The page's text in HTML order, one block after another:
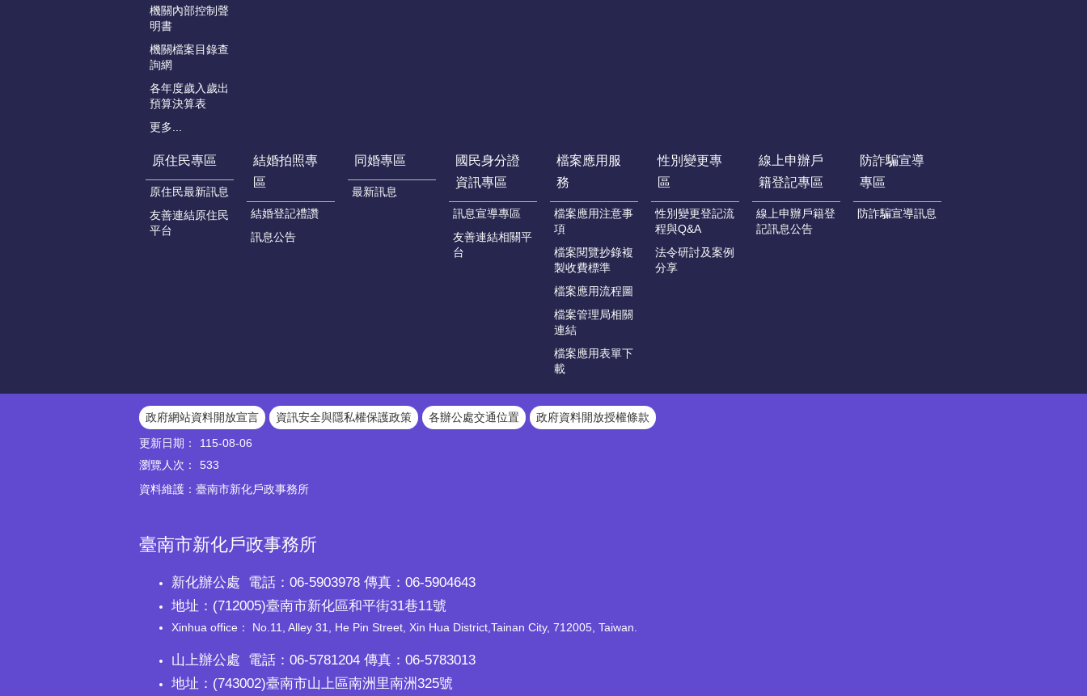
機關內部控制聲
明書
機關檔案目錄查
詢網
各年度歲入歲出
預算決算表
更多...
原住民專區
原住民最新訊息
友善連結原住民
平台
結婚拍照專
區
結婚登記禮讚
訊息公告
同婚專區
最新訊息
國民身分證
資訊專區
訊息宣導專區
友善連結相關平
台
檔案應用服
務
檔案應用注意事
項
檔案閱覽抄錄複
製收費標準
檔案應用流程圖
檔案管理局相關
連結
檔案應用表單下
載
性別變更專
區
性別變更登記流
程與Q&A
法令研討及案例
分享
線上申辦戶
籍登記專區
線上申辦戶籍登
記訊息公告
防詐騙宣導
專區
防詐騙宣導訊息
政府網站資料開放宣言 資訊安全與隱私權保護政策 各辦公處交通位置
政府資料開放授權條款
更新日期：
115-08-06
瀏覽人次：
533
資料維護：臺南市新化戶政事務所
臺南市新化戶政事務所
新化辦公處 電話：06-5903978 傳真：06-5904643
地址：(712005)臺南市新化區和平街31巷11號
Xinhua office： No.11, Alley 31, He Pin Street, Xin Hua District,Tainan City, 712005, Taiwan.
山上辦公處 電話：06-5781204 傳真：06-5783013
地址：(743002)臺南市山上區南洲里南洲325號